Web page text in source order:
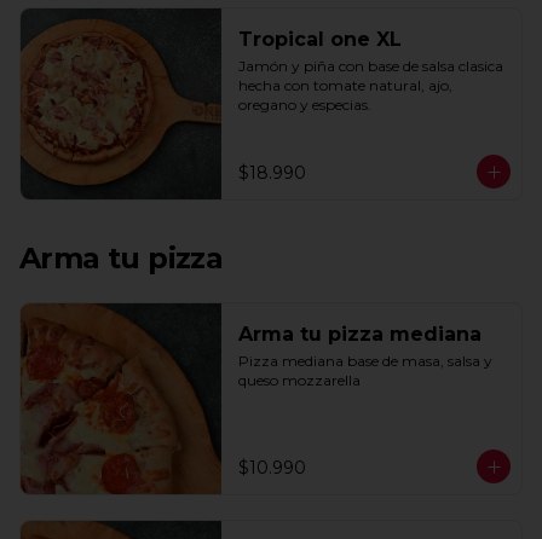
Tropical one XL
Jamón y piña con base de salsa clasica
hecha con tomate natural, ajo,
oregano y especias.
$18.990
Arma tu pizza
Arma tu pizza mediana
Pizza mediana base de masa, salsa y
queso mozzarella
$10.990